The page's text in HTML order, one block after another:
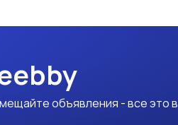
объявления - все это в